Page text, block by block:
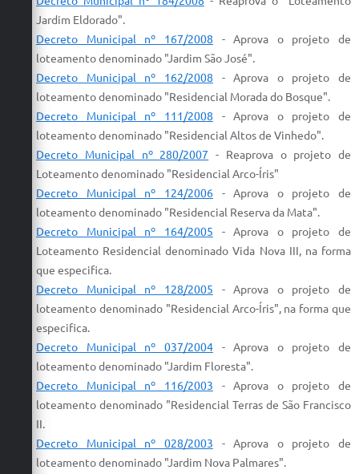
Jardim Eldorado".
Decreto Municipal nº 167/2008 -Aprova o projeto de
loteamentodenominado "Jardim São José".
Decreto Municipal nº 162/2008 -Aprova o projeto de
loteamentodenominado "Residencial Morada do Bosque".
Decreto Municipal nº 111/2008 -Aprova o projeto de
loteamentodenominado "Residencial Altos de Vinhedo".
Decreto Municipal nº 280/2007 - Reaprovao projeto de
Loteamentodenominado "Residencial Arco-Íris"
Decreto Municipal nº 124/2006-Aprova o projeto de
loteamentodenominado "Residencial Reserva da Mata".
Decreto Municipal nº 164/2005 - Aprova o projeto de
Loteamento Residencial denominado Vida Nova III, na forma
que especifica.
Decreto Municipal nº 128/2005 - Aprova o projeto de
loteamento denominado "Residencial Arco-Íris", na forma que
especifica.
Decreto Municipal nº 037/2004-Aprova o projeto de
loteamentodenominado "Jardim Floresta".
Decreto Municipal nº 116/2003 - Aprova o projeto de
loteamento denominado "Residencial Terras de São Francisco
II.
Decreto Municipal nº 028/2003 - Aprova o projeto de
loteamentodenominado "Jardim Nova Palmares".